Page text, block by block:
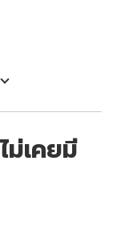
ม่เคยมี